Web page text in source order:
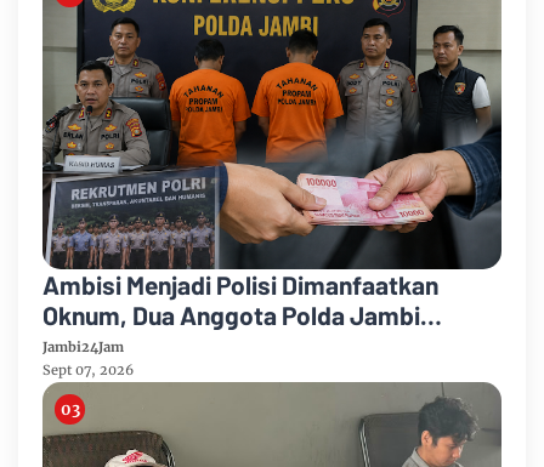
Ambisi Menjadi Polisi Dimanfaatkan
Oknum, Dua Anggota Polda Jambi
Diduga Tipu Calon Bintara dengan Janji
Kelulusan
Jambi24Jam
Sept 07, 2026